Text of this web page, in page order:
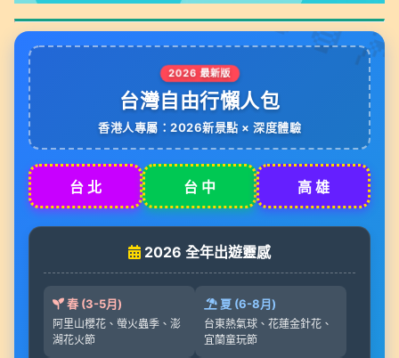
2026 最新版
台灣自由行懶人包
香港人專屬：2026新景點 × 深度體驗
台 北 台 中 高 雄
2026 全年出遊靈感
春 (3-5月)
阿里山櫻花、螢火蟲季、澎
湖花火節
夏 (6-8月)
台東熱氣球、花蓮金針花、
宜蘭童玩節